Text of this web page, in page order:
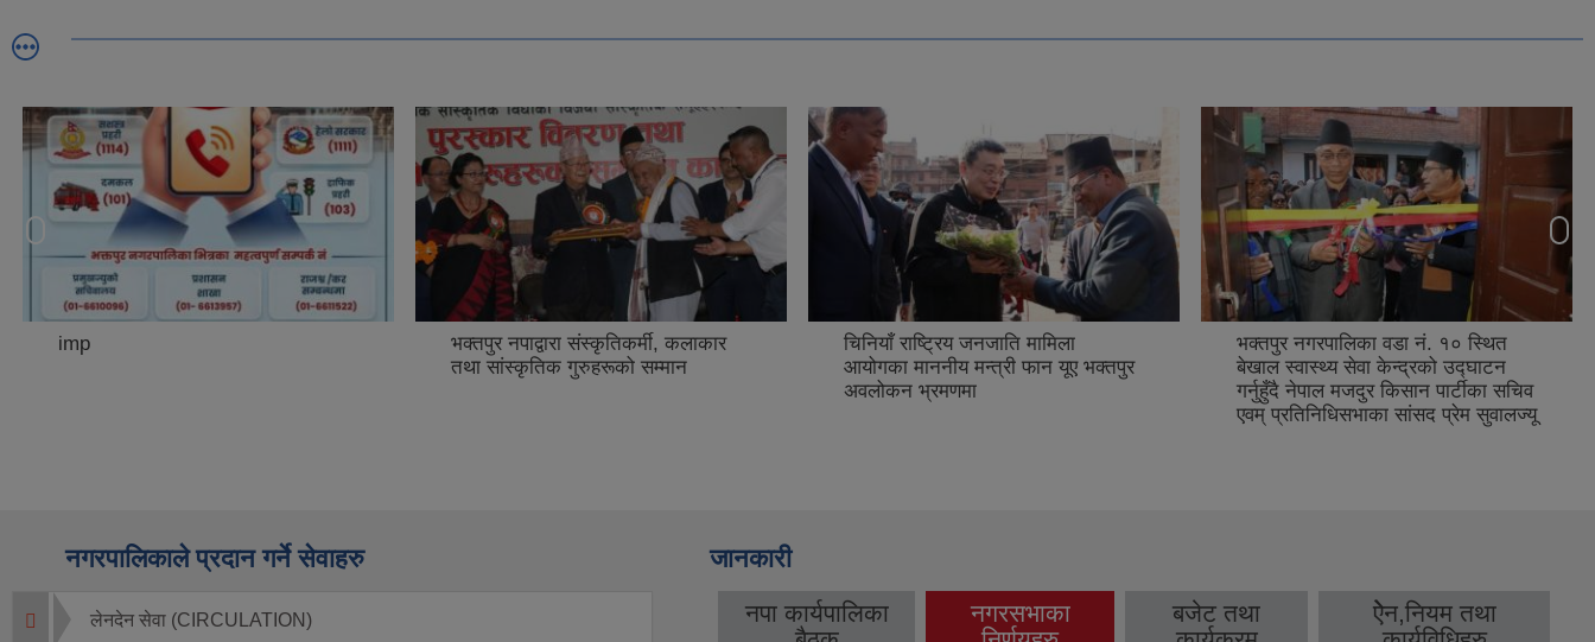
imp
भक्तपुर नपाद्वारा संस्कृतिकर्मी, कलाकार
तथा सांस्कृतिक गुरुहरूको सम्मान
चिनियाँ राष्ट्रिय जनजाति मामिला
आयोगका माननीय मन्त्री फान यूए भक्तपुर
अवलोकन भ्रमणमा
भक्तपुर नगरपालिका वडा नं. १० स्थित
बेखाल स्वास्थ्य सेवा केन्द्रको उद्घाटन
गर्नुहुँदै नेपाल मजदुर किसान पार्टीका सचिव
एवम् प्रतिनिधिसभाका सांसद प्रेम सुवालज्यू
नगरपालिकाले प्रदान गर्ने सेवाहरु
लेनदेन सेवा (CIRCULATION)
जानकारी
नपा कार्यपालिका
नगरसभाका
बजेट तथा
ऐेन,नियम तथा